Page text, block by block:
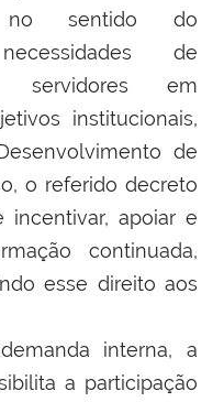
no sentido do
de
servidores em
institucionais,
de
o referido decreto
incentivar, apoiar e
continuada,
esse direito aos
interna, a
a participação